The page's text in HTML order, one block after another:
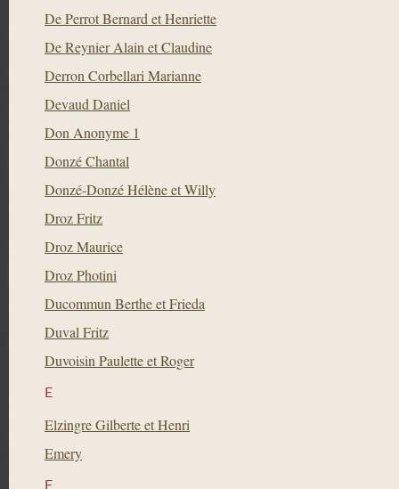
De Perrot Bernard et Henriette
De Reynier Alain et Claudine
Derron Corbellari Marianne
Devaud Daniel
Don Anonyme 1
Donzé Chantal
Donzé-Donzé Hélène et Willy
Droz Fritz
Droz Maurice
Droz Photini
Ducommun Berthe et Frieda
Duval Fritz
Duvoisin Paulette et Roger
E
Elzingre Gilberte et Henri
Emery
F